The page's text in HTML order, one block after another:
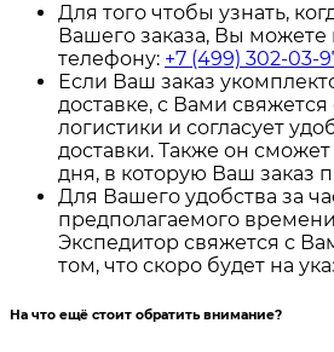
Для того чтобы узнать,
Вашего заказа, Вы можете
телефону: +7 (499) 302-03-
Если Ваш заказ
доставке, с Вами
логистики и согласует
доставки. Также он
дня, в которую Ваш заказ
Для Вашего удобства за
предполагаемого времени
Экспедитор свяжется с
том, что скоро будет на
На что ещё стоит обратить внимание?